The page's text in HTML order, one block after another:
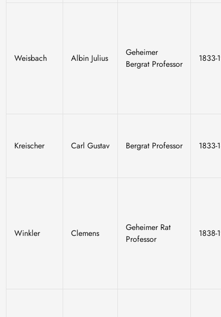
Weisbach Albin Julius
Geheimer
Bergrat Professor
1833-
Kreischer Carl Gustav Bergrat Professor 1833-
Winkler Clemens
Geheimer Rat
Professor
1838-